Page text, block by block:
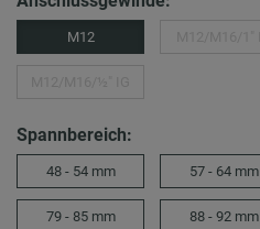
M12
Spannbereich:
48 - 54 mm 57 - 64 mm
79 - 85 mm 88 - 92 mm